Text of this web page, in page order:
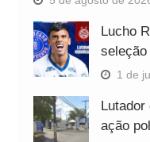
Lucho
seleção
1 de
Lutador
ação